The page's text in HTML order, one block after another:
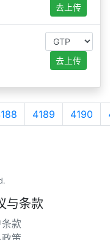
去上传
去上传
4189 4190
与条款
款